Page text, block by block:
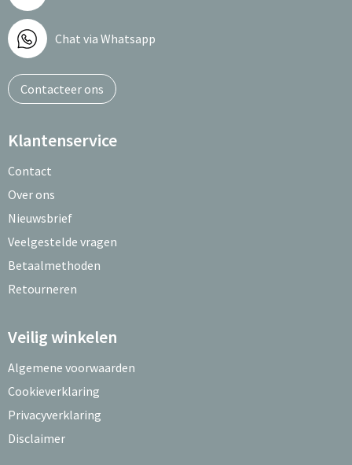
Chat via Whatsapp
Contacteer ons
Klantenservice
Contact
Over ons
Nieuwsbrief
Veelgestelde vragen
Betaalmethoden
Retourneren
Veilig winkelen
Algemene voorwaarden
Cookieverklaring
Privacyverklaring
Disclaimer